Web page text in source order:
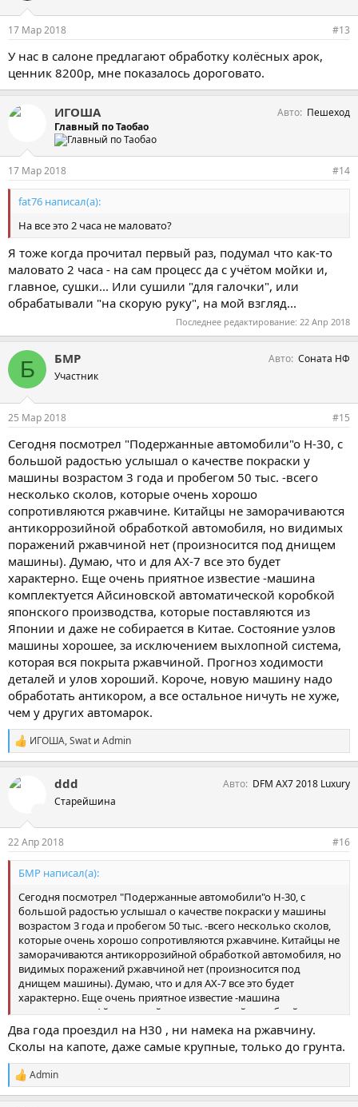
17 Мар 2018 #13
У нас в салоне предлагают обработку колёсных арок,
ценник 8200р, мне показалось дороговато.
ИГОША
Главный по Таобао
Авто Пешеход
17 Мар 2018 #14
fat76 написал(а):
На все это 2 часа не маловато?
Я тоже когда прочитал первый раз, подумал что как-то
маловато 2 часа - на сам процесс да с учётом мойки и,
главное, сушки... Или сушили "для галочки", или
обрабатывали "на скорую руку", на мой взгляд...
Последнее редактирование: 22 Апр 2018
Б БМР
Участник
Авто Соната НФ
25 Мар 2018 #15
Сегодня посмотрел "Подержанные автомобили"о Н-30, с
большой радостью услышал о качестве покраски у
машины возрастом 3 года и пробегом 50 тыс. -всего
несколько сколов, которые очень хорошо
сопротивляются ржавчине. Китайцы не заморачиваются
антикоррозийной обработкой автомобиля, но видимых
поражений ржавчиной нет (произносится под днищем
машины). Думаю, что и для АХ-7 все это будет
характерно. Еще очень приятное известие -машина
комплектуется Айсиновской автоматической коробкой
японского производства, которые поставляются из
Японии и даже не собирается в Китае. Состояние узлов
машины хорошее, за исключением выхлопной система,
которая вся покрыта ржавчиной. Прогноз ходимости
деталей и улов хороший. Короче, новую машину надо
обработать антикором, а все остальное ничуть не хуже,
чем у других автомарок.
С
и
п
:
ИГОША,Swat и Admin
ddd
Старейшина
Авто DFM AX7 2018 Luxury
22 Апр 2018 #16
БМР написал(а):
Сегодня посмотрел "Подержанные автомобили"о Н-30, с
большой радостью услышал о качестве покраски у машины
возрастом 3 года и пробегом 50 тыс. -всего несколько сколов,
которые очень хорошо сопротивляются ржавчине. Китайцы не
заморачиваются антикоррозийной обработкой автомобиля, но
видимых поражений ржавчиной нет (произносится под
днищем машины). Думаю, что и для АХ-7 все это будет
характерно. Еще очень приятное известие -машина
комплектуется Айсиновской автоматической коробкой
японского производства, которые поставляются из Японии и
даже не собирается в Китае. Состояние узлов машины
хорошее, за исключением выхлопной система, которая вся
покрыта ржавчиной. Прогноз ходимости деталей и улов
хороший. Короче, новую машину надо обработать антикором,
а все остальное ничуть не хуже, чем у других автомарок.
Два года проездил на Н30 , ни намека на ржавчину.
Сколы на капоте, даже самые крупные, только до грунта.
С
и
Admin